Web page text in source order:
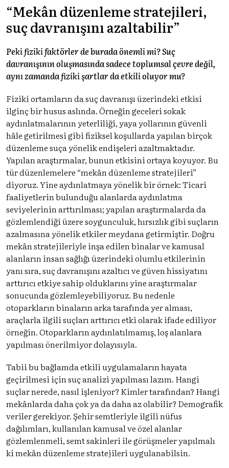
“Mekân düzenleme stratejileri,
suç davranışını azaltabilir”
Peki fiziki faktörler de burada önemli mi? Suç
davranışının oluşmasında sadece toplumsal çevre değil,
aynı zamanda fiziki şartlar da etkili oluyor mu?
Fiziki ortamların da suç davranışı üzerindeki etkisi
ilginç bir husus aslında. Örneğin geceleri sokak
aydınlatmalarının yeterliliği, yaya yollarının güvenli
hâle getirilmesi gibi fiziksel koşullarda yapılan birçok
düzenleme suça yönelik endişeleri azaltmaktadır.
Yapılan araştırmalar, bunun etkisini ortaya koyuyor. Bu
tür düzenlemelere “mekân düzenleme stratejileri”
diyoruz. Yine aydınlatmaya yönelik bir örnek: Ticari
faaliyetlerin bulunduğu alanlarda aydınlatma
seviyelerinin arttırılması; yapılan araştırmalarda da
gözlemlendiği üzere soygunculuk, hırsızlık gibi suçların
azalmasına yönelik etkiler meydana getirmiştir. Doğru
mekân stratejileriyle inşa edilen binalar ve kamusal
alanların insan sağlığı üzerindeki olumlu etkilerinin
yanı sıra, suç davranışını azaltıcı ve güven hissiyatını
arttırıcı etkiye sahip olduklarını yine araştırmalar
sonucunda gözlemleyebiliyoruz. Bu nedenle
otoparkların binaların arka tarafında yer alması,
araçlarla ilgili suçları arttırıcı etki olarak ifade ediliyor
örneğin. Otoparkların aydınlatılmamış, loş alanlara
yapılması önerilmiyor dolayısıyla.
Tabii bu bağlamda etkili uygulamaların hayata
geçirilmesi için suç analizi yapılması lazım. Hangi
suçlar nerede, nasıl işleniyor? Kimler tarafından? Hangi
mekânlarda daha çok ya da daha az olabilir? Demografik
veriler gerekiyor. Şehir semtleriyle ilgili nüfus
dağılımları, kullanılan kamusal ve özel alanlar
gözlemlenmeli, semt sakinleri ile görüşmeler yapılmalı
ki mekân düzenleme stratejileri uygulanabilsin.